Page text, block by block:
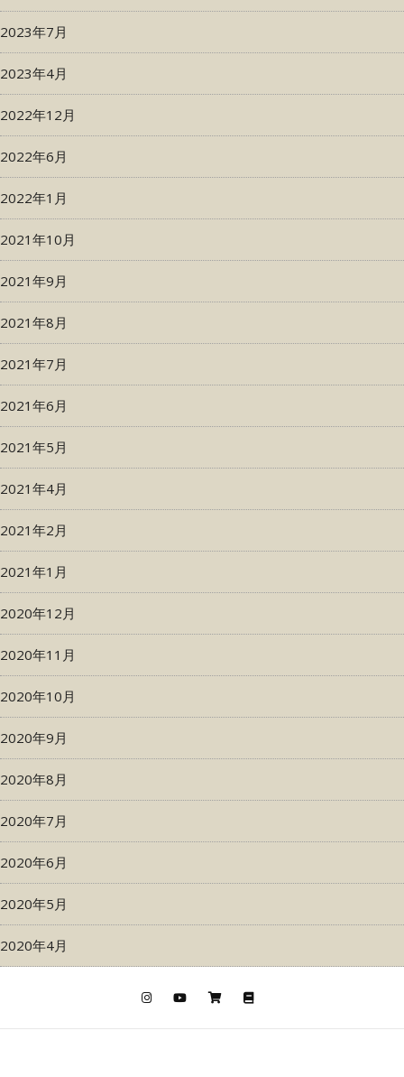
2023年7月
2023年4月
2022年12月
2022年6月
2022年1月
2021年10月
2021年9月
2021年8月
2021年7月
2021年6月
2021年5月
2021年4月
2021年2月
2021年1月
2020年12月
2020年11月
2020年10月
2020年9月
2020年8月
2020年7月
2020年6月
2020年5月
2020年4月